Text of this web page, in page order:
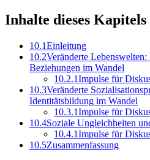
Inhalte dieses Kapitels
10.1Einleitung
10.2Veränderte
Beziehungen im Wandel
10.2.1Impulse für
10.3Veränderte
Identitätsbildung im Wandel
10.3.1Impulse für
10.4Soziale Ungleichheiten
10.4.1Impulse für
10.5Zusammenfassung